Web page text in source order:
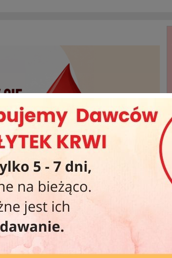
na jaką liczyliśmy. Pokazaliście nam za to,
właśnie tam będziemy na Was czekać!
również na nasze „Smaczne Środy”!
przygotowanej wspólnie z naszymi